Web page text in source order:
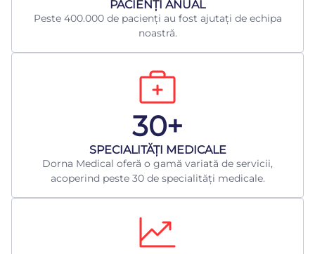
​PACIENȚI ANUAL
Peste 400.000 de pacienți au fost ajutați de echipa
noastră.
30+
​SPECIALITĂȚI MEDICALE
Dorna Medical oferă o gamă variată de servicii,
acoperind peste 30 de specialități medicale.